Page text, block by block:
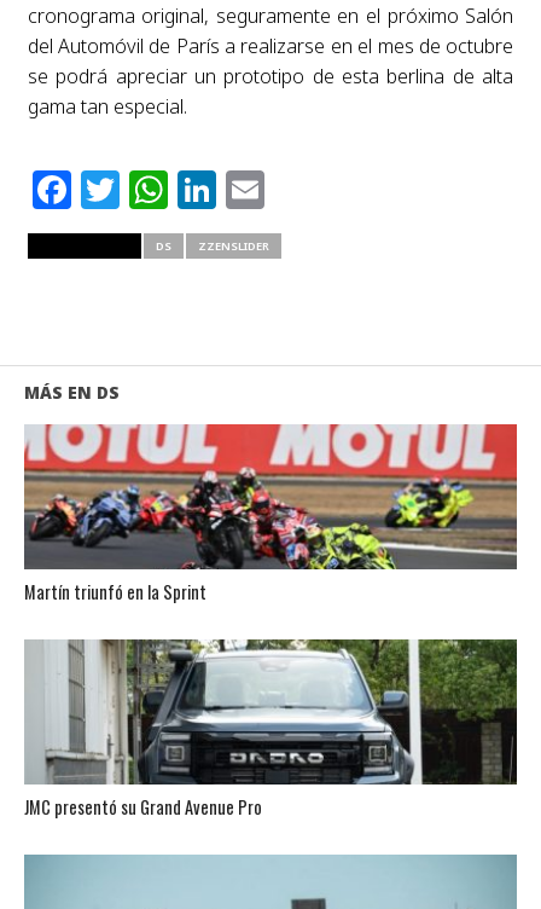
cronograma original, seguramente en el próximo Salón
del Automóvil de París a realizarse en el mes de octubre
se podrá apreciar un prototipo de esta berlina de alta
gama tan especial.
Facebook
Twitter
WhatsApp
LinkedIn
Email
DS ZZENSLIDER
MÁS EN DS
Martín triunfó en la Sprint
JMC presentó su Grand Avenue Pro